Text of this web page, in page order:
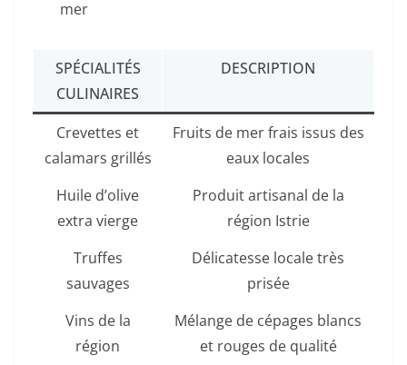
mer
SPÉCIALITÉS
CULINAIRES
DESCRIPTION
Crevettes et
calamars grillés
Fruits de mer frais issus des
eaux locales
Huile d’olive
extra vierge
Produit artisanal de la
région Istrie
Truffes
sauvages
Délicatesse locale très
prisée
Vins de la
région
Mélange de cépages blancs
et rouges de qualité